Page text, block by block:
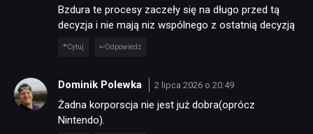
Bzdura te procesy zaczeły się na długo przed tą
decyzja i nie mają niz wspólnego z ostatnią decyzją
Cytuj Odpowiedz
Dominik Polewka 2 lipca 2026 o 20:49
Żadna korporscja nie jest już dobra(oprócz
Nintendo).